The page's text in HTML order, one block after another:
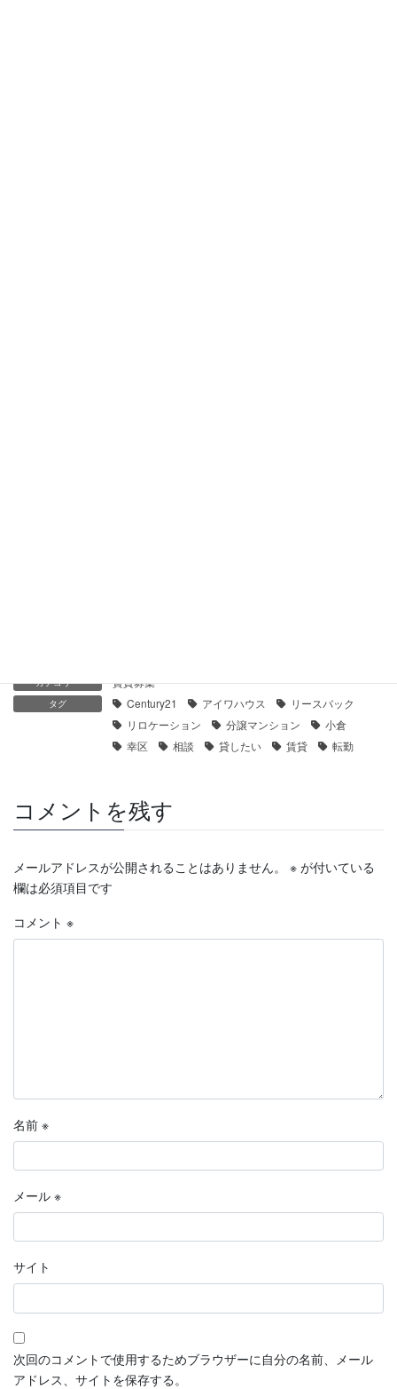
カテゴリー 賃貸募集
タグ Century21 アイワハウス
リースバック
リロケーション
分譲マンション
小倉
幸区
相談 貸したい 賃貸 転勤
コメントを残す
メールアドレスが公開されることはありません。 ※ が付いている
欄は必須項目です
コメント ※
名前 ※
メール ※
サイト
次回のコメントで使用するためブラウザーに自分の名前、メール
アドレス、サイトを保存する。